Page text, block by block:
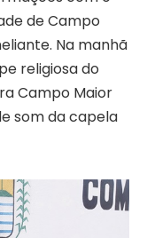
de Campo
Na manhã
religiosa do
Campo Maior
som da capela